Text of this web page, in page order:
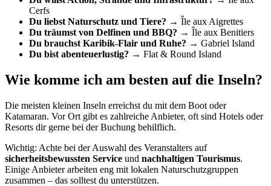
Cerfs
Du liebst Naturschutz und Tiere? → Île aux Aigrettes
Du träumst von Delfinen und BBQ? → Île aux Benitiers
Du brauchst Karibik-Flair und Ruhe? → Gabriel Island
Du bist abenteuerlustig? → Flat & Round Island
Wie komme ich am besten auf die Inseln?
Die meisten kleinen Inseln erreichst du mit dem Boot oder
Katamaran. Vor Ort gibt es zahlreiche Anbieter, oft sind Hotels oder
Resorts dir gerne bei der Buchung behilflich.
Wichtig: Achte bei der Auswahl des Veranstalters auf
sicherheitsbewussten Service und nachhaltigen Tourismus.
Einige Anbieter arbeiten eng mit lokalen Naturschutzgruppen
zusammen – das solltest du unterstützen.